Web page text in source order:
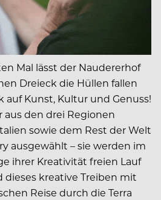
Mal lässt der Naudererhof
Dreieck die Hüllen fallen
Kunst, Kultur und Genuss!
aus den drei Regionen
sowie dem Rest der Welt
ausgewählt – sie werden im
ihrer Kreativität freien Lauf
dieses kreative Treiben mit
Reise durch die Terra